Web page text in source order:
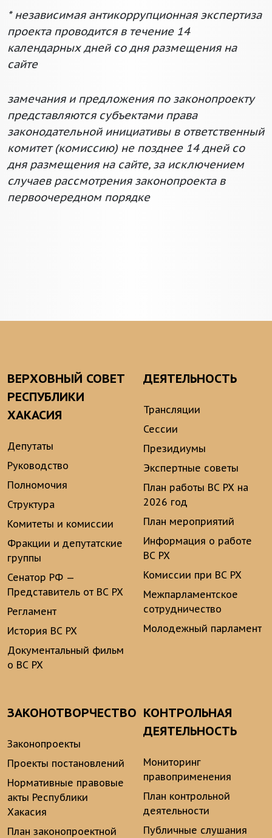
* независимая антикоррупционная экспертиза
проекта проводится в течение 14
календарных дней со дня размещения на
сайте
замечания и предложения по законопроекту
представляются субъектами права
законодательной инициативы в ответственный
комитет (комиссию) не позднее 14 дней со
дня размещения на сайте, за исключением
случаев рассмотрения законопроекта в
первоочередном порядке
ВЕРХОВНЫЙ СОВЕТ
РЕСПУБЛИКИ
ХАКАСИЯ
Депутаты
Руководство
Полномочия
Структура
Комитеты и комиссии
Фракции и депутатские
группы
Сенатор РФ —
Представитель от ВС РХ
Регламент
История ВС РХ
Документальный фильм
о ВС РХ
ДЕЯТЕЛЬНОСТЬ
Трансляции
Сессии
Президиумы
Экспертные советы
План работы ВС РХ на
2026 год
План мероприятий
Информация о работе
ВС РХ
Комиссии при ВС РХ
Межпарламентское
сотрудничество
Молодежный парламент
ЗАКОНОТВОРЧЕСТВО
Законопроекты
Проекты постановлений
Нормативные правовые
акты Республики
Хакасия
План законопроектной
КОНТРОЛЬНАЯ
ДЕЯТЕЛЬНОСТЬ
Мониторинг
правоприменения
План контрольной
деятельности
Публичные слушания